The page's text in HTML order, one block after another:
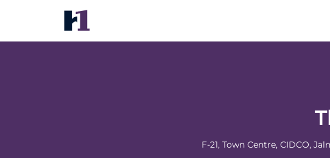
F-21, Town Centre, CIDCO,
The One Hotel
Preços